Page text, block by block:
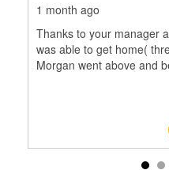
1 month ago
Thanks to your manager
was able to get home(
Morgan went above and